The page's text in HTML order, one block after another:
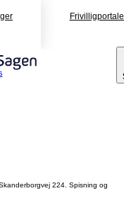
224. Spisning og